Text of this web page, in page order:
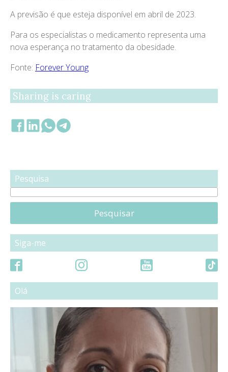
A previsão é que esteja disponível em abril de 2023.
Para os especialistas o medicamento representa uma
nova esperança no tratamento da obesidade.
Fonte: Forever Young
Sharing is caring
Pesquisa
Pesquisar
Siga-me
Olá